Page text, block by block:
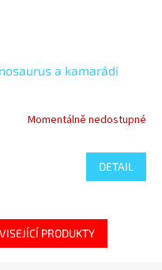
a kamarádi
Momentálně nedostupné
DETAIL
PRODUKTY